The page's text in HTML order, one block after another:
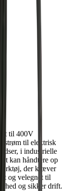
til 400V
strøm til elektrisk
i industrielle
kan håndtere op
der kræver
og velegnet til
og sikker drift.